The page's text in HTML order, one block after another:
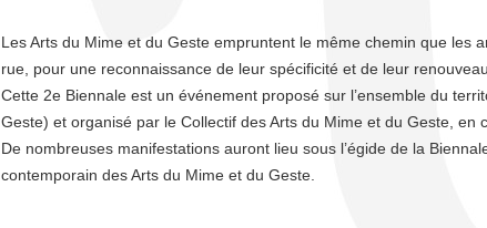
Les Arts du Mime et du Geste empruntent le même chemin que les
rue, pour une reconnaissance de leur spécificité et de leur renouveau.
Cette 2e Biennale est un événement proposé sur l’ensemble du
Geste) et organisé par le Collectif des Arts du Mime et du Geste, en
De nombreuses manifestations auront lieu sous l’égide de la
contemporain des Arts du Mime et du Geste.